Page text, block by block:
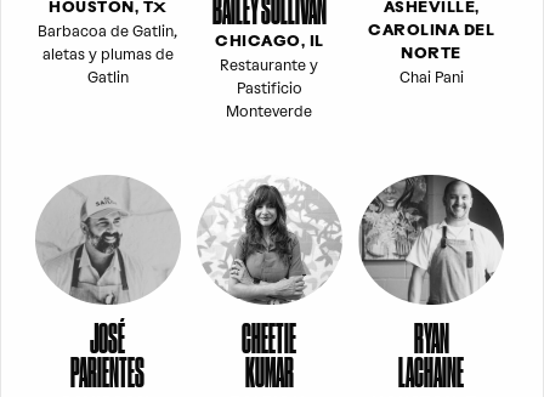
HOUSTON, TX
Barbacoa de Gatlin,
aletas y plumas de
Gatlin
BAILEY SULLIVAN
CHICAGO, IL
Restaurante y
Pastificio
Monteverde
ASHEVILLE,
CAROLINA DEL
NORTE
Chai Pani
JOSÉ
PARIENTES
CHEETIE
KUMAR
RYAN
LACHAINE